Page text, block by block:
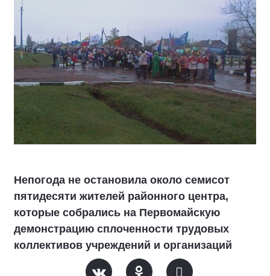
Непогода не остановила около семисот
пятидесяти жителей районного центра,
которые собрались на Первомайскую
демонстрацию сплоченности трудовых
коллективов учреждений и организаций